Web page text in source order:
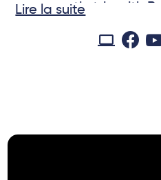
an acoustic trio with
with the special
Portuguese singer-
Lire la suite